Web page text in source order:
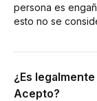
persona es
esto no se
¿Es
Acepto?